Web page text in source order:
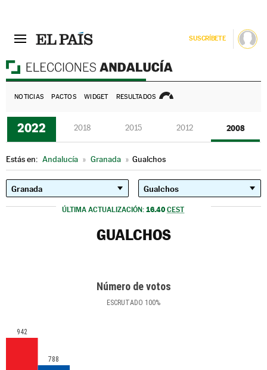
SUSCRÍBETE
NOTICIAS PACTOS WIDGET RESULTADOS
2022 2018 2015 2012 2008
Estás en: Andalucía » Granada » Gualchos
ÚLTIMA ACTUALIZACIÓN: 16.40 CEST
GUALCHOS
Número de votos
ESCRUTADO 100%
942
788